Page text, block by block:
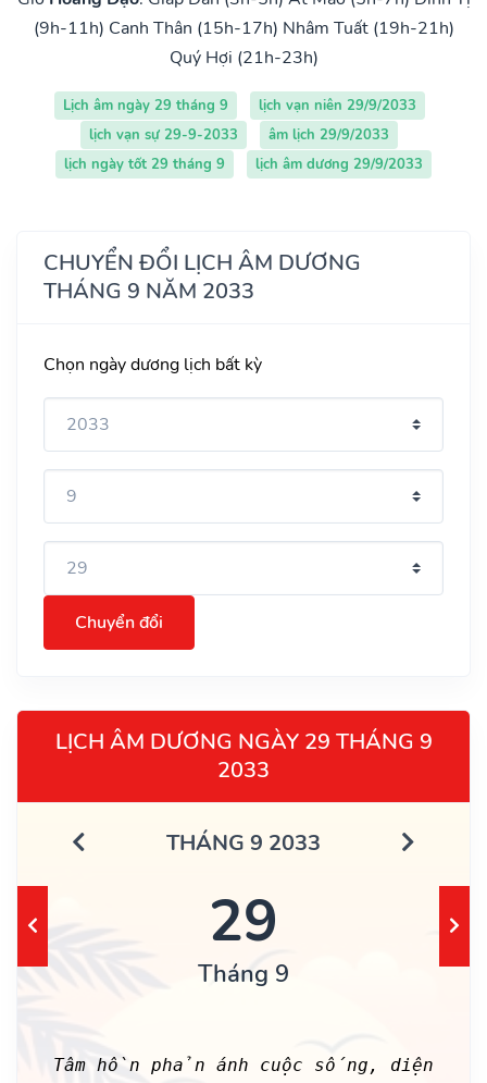
(9h-11h) Canh Thân (15h-17h) Nhâm Tuất (19h-21h)
Quý Hợi (21h-23h)
Lịch âm ngày 29 tháng 9
lịch vạn niên 29/9/2033
lịch vạn sự 29-9-2033
âm lịch 29/9/2033
lịch ngày tốt 29 tháng 9
lịch âm dương 29/9/2033
CHUYỂN ĐỔI LỊCH ÂM DƯƠNG
THÁNG 9 NĂM 2033
Chọn ngày dương lịch bất kỳ
Chuyển đổi
LỊCH ÂM DƯƠNG NGÀY 29 THÁNG 9
2033
THÁNG 9 2033
29
Tháng 9
Tâm hồn phản ánh cuộc sống, diện